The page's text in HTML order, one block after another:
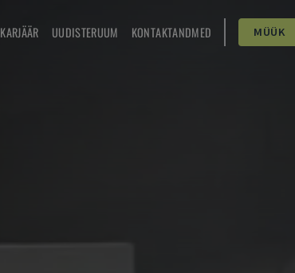
KARJÄÄR UUDISTERUUM KONTAKTANDMED MÜÜK